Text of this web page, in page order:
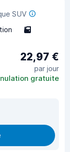
SUV
5
22,97 €
par jour
gratuite